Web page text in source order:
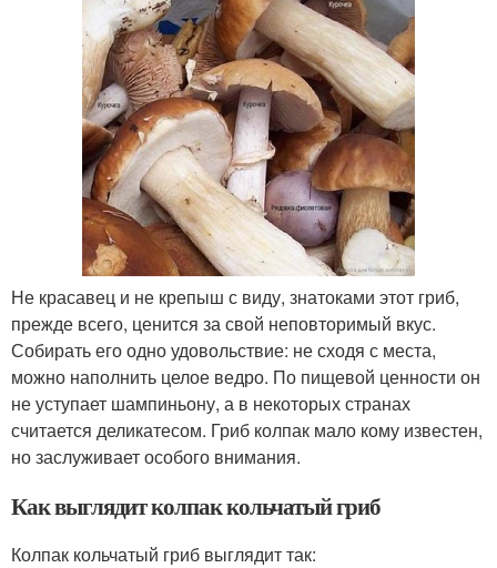
Не красавец и не крепыш с виду, знатоками этот гриб,
прежде всего, ценится за свой неповторимый вкус.
Собирать его одно удовольствие: не сходя с места,
можно наполнить целое ведро. По пищевой ценности он
не уступает шампиньону, а в некоторых странах
считается деликатесом. Гриб колпак мало кому известен,
но заслуживает особого внимания.
Как выглядит колпак кольчатый гриб
Колпак кольчатый гриб выглядит так: